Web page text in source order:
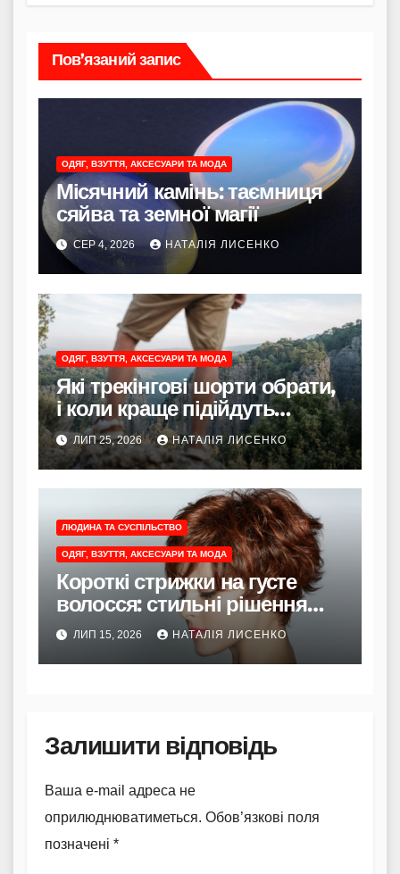
Пов’язаний запис
ОДЯГ, ВЗУТТЯ, АКСЕСУАРИ ТА МОДА
Місячний камінь: таємниця
сяйва та земної магії
СЕР 4, 2026 НАТАЛІЯ ЛИСЕНКО
ОДЯГ, ВЗУТТЯ, АКСЕСУАРИ ТА МОДА
Які трекінгові шорти обрати,
і коли краще підійдуть
трекінгові штани?
ЛИП 25, 2026 НАТАЛІЯ ЛИСЕНКО
ЛЮДИНА ТА СУСПІЛЬСТВО
ОДЯГ, ВЗУТТЯ, АКСЕСУАРИ ТА МОДА
Короткі стрижки на густе
волосся: стильні рішення
для легкості та об’єму
ЛИП 15, 2026 НАТАЛІЯ ЛИСЕНКО
Залишити відповідь
Ваша e-mail адреса не
оприлюднюватиметься. Обов’язкові поля
позначені *